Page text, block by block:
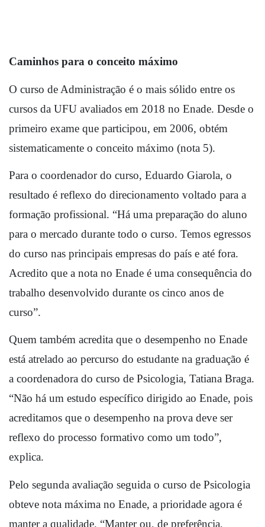
Caminhos para o conceito máximo
O curso de Administração é o mais sólido entre os
cursos da UFU avaliados em 2018 no Enade. Desde o
primeiro exame que participou, em 2006, obtém
sistematicamente o conceito máximo (nota 5).
Para o coordenador do curso, Eduardo Giarola, o
resultado é reflexo do direcionamento voltado para a
formação profissional. “Há uma preparação do aluno
para o mercado durante todo o curso. Temos egressos
do curso nas principais empresas do país e até fora.
Acredito que a nota no Enade é uma consequência do
trabalho desenvolvido durante os cinco anos de
curso”.
Quem também acredita que o desempenho no Enade
está atrelado ao percurso do estudante na graduação é
a coordenadora do curso de Psicologia, Tatiana Braga.
“Não há um estudo específico dirigido ao Enade, pois
acreditamos que o desempenho na prova deve ser
reflexo do processo formativo como um todo”,
explica.
Pelo segunda avaliação seguida o curso de Psicologia
obteve nota máxima no Enade, a prioridade agora é
manter a qualidade. “Manter ou, de preferência,